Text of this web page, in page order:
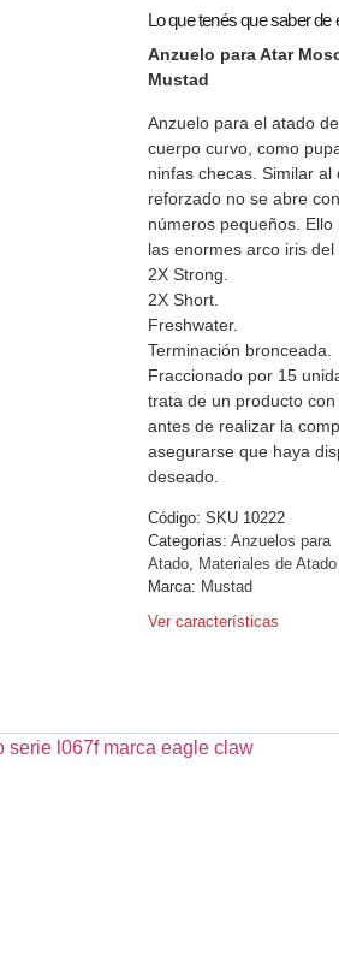
Lo que tenés que saber
Anzuelo para Atar
Mustad
Anzuelo para el atado
cuerpo curvo, como
ninfas checas. Similar
reforzado no se abre
números pequeños.
las enormes arco iris del
2X Strong.
2X Short.
Freshwater.
Terminación bronceada.
Fraccionado por 15
trata de un producto con
antes de realizar la
asegurarse que haya
deseado.
Código: SKU 10222
Categorias: Anzuelos para
Atado,
Materiales de Atado
Marca: Mustad
Ver características